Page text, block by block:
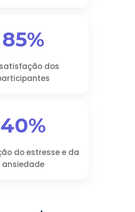
85%
dos
40%
do estresse e da
ansiedade